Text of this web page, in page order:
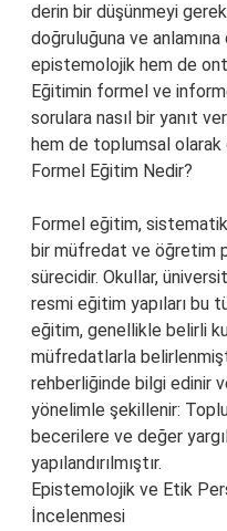
derin bir düşünmeyi
doğruluğuna ve
epistemolojik hem de
Eğitimin formel ve
sorulara nasıl bir yanıt
hem de toplumsal olarak
Formel Eğitim Nedir?
Formel eğitim,
bir müfredat ve öğretim
sürecidir. Okullar,
resmi eğitim yapıları bu
eğitim, genellikle belirli
müfredatlarla
rehberliğinde bilgi edinir
yönelimle şekillenir:
becerilere ve değer
yapılandırılmıştır.
Epistemolojik ve Etik
İncelenmesi